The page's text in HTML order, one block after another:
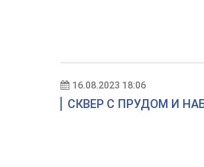
16.08.2023 18:06
СКВЕР С ПРУДОМ И